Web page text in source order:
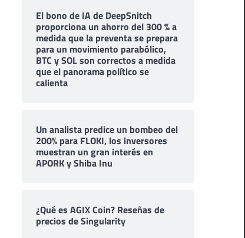
El bono de IA de DeepSnitch
proporciona un ahorro del 300 % a
medida que la preventa se prepara
para un movimiento parabólico,
BTC y SOL son correctos a medida
que el panorama político se
calienta
Un analista predice un bombeo del
200% para FLOKI, los inversores
muestran un gran interés en
APORK y Shiba Inu
¿Qué es AGIX Coin? Reseñas de
precios de Singularity